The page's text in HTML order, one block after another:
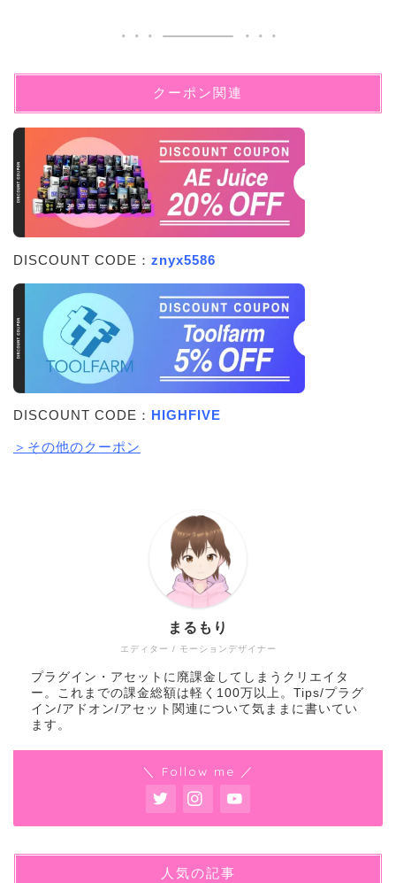
クーポン関連
DISCOUNT CODE： znyx5586
DISCOUNT CODE： HIGHFIVE
＞その他のクーポン
エディター / モーションデザイナー
まるもり
プラグイン・アセットに廃課金してしまうクリエイタ
ー。これまでの課金総額は軽く100万以上。Tips/プラグ
イン/アドオン/アセット関連について気ままに書いてい
ます。
＼ Follow me ／
人気の記事